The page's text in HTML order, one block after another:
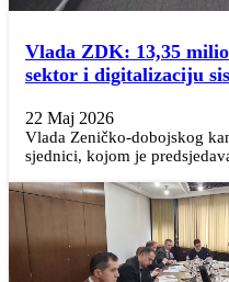
Vlada ZDK: 13,35
sektor i digitalizaciju
22 Maj 2026
Vlada Zeničko-dobojskog
sjednici, kojom je